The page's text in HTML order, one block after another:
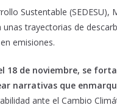
Sustentable (SEDESU),
trayectorias de
emisiones.
18 de noviembre, se
narrativas que
ante el Cambio